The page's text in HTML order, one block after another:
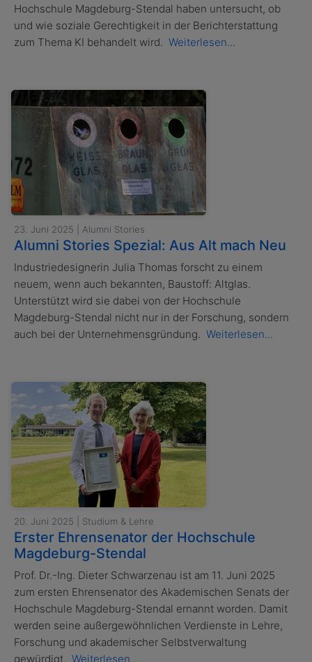
Hochschule Magdeburg-Stendal haben untersucht, ob
und wie soziale Gerechtigkeit in der Berichterstattung
zum Thema KI behandelt wird. Weiterlesen...
23. Juni 2025 | Alumni Stories
Alumni Stories Spezial: Aus Alt mach Neu
Industriedesignerin Julia Thomas forscht zu einem
neuem, wenn auch bekannten, Baustoff: Altglas.
Unterstützt wird sie dabei von der Hochschule
Magdeburg-Stendal nicht nur in der Forschung, sondern
auch bei der Unternehmensgründung. Weiterlesen...
20. Juni 2025 | Studium & Lehre
Erster Ehrensenator der Hochschule
Magdeburg-Stendal
Prof. Dr.-Ing. Dieter Schwarzenau ist am 11. Juni 2025
zum ersten Ehrensenator des Akademischen Senats der
Hochschule Magdeburg-Stendal ernannt worden. Damit
werden seine außergewöhnlichen Verdienste in Lehre,
Forschung und akademischer Selbstverwaltung
gewürdigt. Weiterlesen...